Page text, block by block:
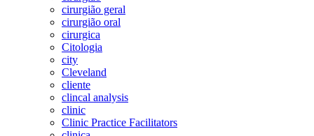
cirurgião geral
cirurgião oral
cirurgica
Citologia
city
Cleveland
cliente
clincal analysis
clinic
Clinic Practice Facilitators